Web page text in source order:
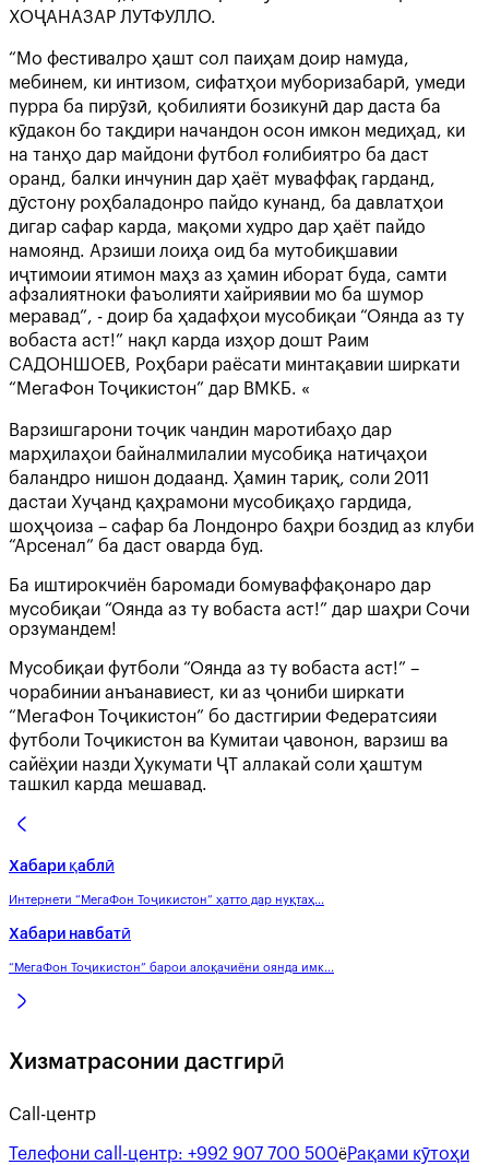
ХОҶАНАЗАР ЛУТФУЛЛО.
“Мо фестивалро ҳашт сол паиҳам доир намуда,
мебинем, ки интизом, сифатҳои муборизабарӣ, умеди
пурра ба пирӯзӣ, қобилияти бозикунӣ дар даста ба
кӯдакон бо тақдири начандон осон имкон медиҳад, ки
на танҳо дар майдони футбол ғолибиятро ба даст
оранд, балки инчунин дар ҳаёт муваффақ гарданд,
дӯстону роҳбаладонро пайдо кунанд, ба давлатҳои
дигар сафар карда, мақоми худро дар ҳаёт пайдо
намоянд. Арзиши лоиҳа оид ба мутобиқшавии
иҷтимоии ятимон маҳз аз ҳамин иборат буда, самти
афзалиятноки фаъолияти хайриявии мо ба шумор
меравад”, - доир ба ҳадафҳои мусобиқаи “Оянда аз ту
вобаста аст!” нақл карда изҳор дошт Раим
САДОНШОЕВ, Роҳбари раёсати минтақавии ширкати
“МегаФон Тоҷикистон” дар ВМКБ. «
Варзишгарони тоҷик чандин маротибаҳо дар
марҳилаҳои байналмилалии мусобиқа натиҷаҳои
баландро нишон додаанд. Ҳамин тариқ, соли 2011
дастаи Хуҷанд қаҳрамони мусобиқаҳо гардида,
шоҳҷоиза – сафар ба Лондонро баҳри боздид аз клуби
“Арсенал” ба даст оварда буд.
Ба иштирокчиён баромади бомуваффақонаро дар
мусобиқаи “Оянда аз ту вобаста аст!” дар шаҳри Сочи
орзумандем!
Мусобиқаи футболи “Оянда аз ту вобаста аст!” –
чорабинии анъанавиест, ки аз ҷониби ширкати
“МегаФон Тоҷикистон” бо дастгирии Федератсияи
футболи Тоҷикистон ва Кумитаи ҷавонон, варзиш ва
сайёҳии назди Ҳукумати ҶТ аллакай соли ҳаштум
ташкил карда мешавад.
Хабари қаблӣ
Интернети “МегаФон Тоҷикистон” ҳатто дар нуқтаҳ...
Хабари навбатӣ
“МегаФон Тоҷикистон” барои алоқачиёни оянда имк...
Хизматрасонии дастгирӣ
Call-центр
Телефони call-центр: +992 907 700 500ёРақами кӯтоҳи